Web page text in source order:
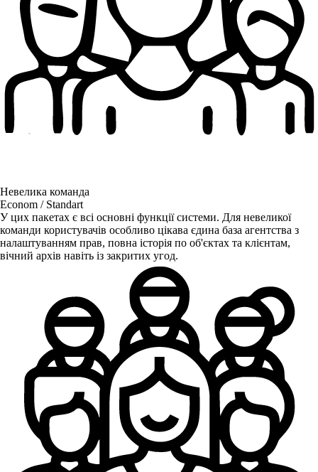
Невелика команда
Econom / Standart
У цих пакетах є всі основні функції системи. Для невеликої
команди користувачів особливо цікава єдина база агентства з
налаштуванням прав, повна історія по об'єктах та клієнтам,
вічний архів навіть із закритих угод.